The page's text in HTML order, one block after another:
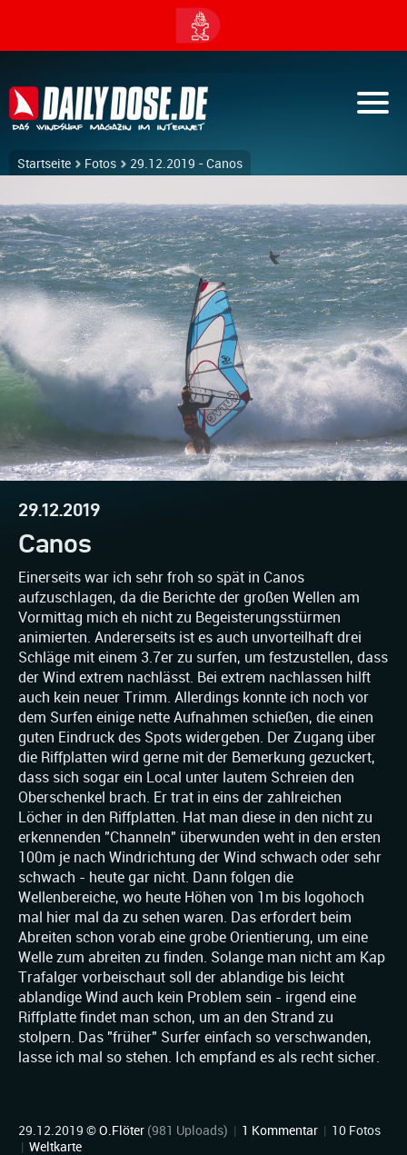
Startseite Fotos 29.12.2019 - Canos
29.12.2019
Canos
Einerseits war ich sehr froh so spät in Canos
aufzuschlagen, da die Berichte der großen Wellen am
Vormittag mich eh nicht zu Begeisterungsstürmen
animierten. Andererseits ist es auch unvorteilhaft drei
Schläge mit einem 3.7er zu surfen, um festzustellen, dass
der Wind extrem nachlässt. Bei extrem nachlassen hilft
auch kein neuer Trimm. Allerdings konnte ich noch vor
dem Surfen einige nette Aufnahmen schießen, die einen
guten Eindruck des Spots widergeben. Der Zugang über
die Riffplatten wird gerne mit der Bemerkung gezuckert,
dass sich sogar ein Local unter lautem Schreien den
Oberschenkel brach. Er trat in eins der zahlreichen
Löcher in den Riffplatten. Hat man diese in den nicht zu
erkennenden "Channeln" überwunden weht in den ersten
100m je nach Windrichtung der Wind schwach oder sehr
schwach - heute gar nicht. Dann folgen die
Wellenbereiche, wo heute Höhen von 1m bis logohoch
mal hier mal da zu sehen waren. Das erfordert beim
Abreiten schon vorab eine grobe Orientierung, um eine
Welle zum abreiten zu finden. Solange man nicht am Kap
Trafalger vorbeischaut soll der ablandige bis leicht
ablandige Wind auch kein Problem sein - irgend eine
Riffplatte findet man schon, um an den Strand zu
stolpern. Das "früher" Surfer einfach so verschwanden,
lasse ich mal so stehen. Ich empfand es als recht sicher.
29.12.2019 ©O.Flöter (981 Uploads) | 1 Kommentar | 10 Fotos
| Weltkarte